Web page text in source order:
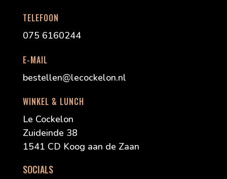
TELEFOON
075 6160244
E-MAIL
bestellen@lecockelon.nl
WINKEL & LUNCH
Le Cockelon
Zuideinde 38
1541 CD Koog aan de Zaan
SOCIALS